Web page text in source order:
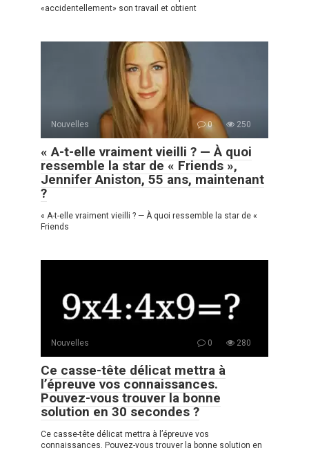
«accidentellement» son travail et obtient
Nouvelles 0 250
« A-t-elle vraiment vieilli ? — À quoi
ressemble la star de « Friends »,
Jennifer Aniston, 55 ans, maintenant
?
« A-t-elle vraiment vieilli ? — À quoi ressemble la star de «
Friends
Nouvelles 0 280
Ce casse-tête délicat mettra à
l’épreuve vos connaissances.
Pouvez-vous trouver la bonne
solution en 30 secondes ?
Ce casse-tête délicat mettra à l’épreuve vos
connaissances. Pouvez-vous trouver la bonne solution en